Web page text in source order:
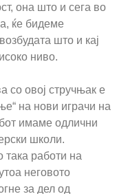
она што и сега во
ќе бидеме
што и кај
ниво.
со овој стручњак е
на нови играчи на
имаме одлични
школи.
работи на
неговото
за дел од